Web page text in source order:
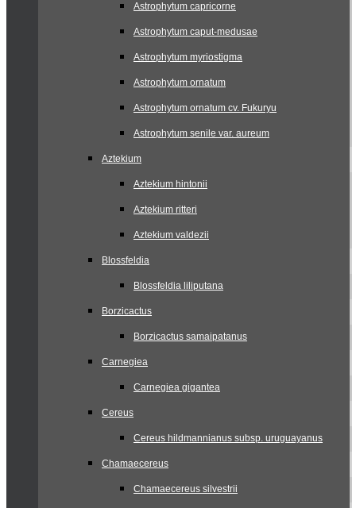
Astrophytum capricorne
Astrophytum caput-medusae
Astrophytum myriostigma
Astrophytum ornatum
Astrophytum ornatum cv. Fukuryu
Astrophytum senile var. aureum
Aztekium
Aztekium hintonii
Aztekium ritteri
Aztekium valdezii
Blossfeldia
Blossfeldia liliputana
Borzicactus
Borzicactus samaipatanus
Carnegiea
Carnegiea gigantea
Cereus
Cereus hildmannianus subsp. uruguayanus
Chamaecereus
Chamaecereus silvestrii